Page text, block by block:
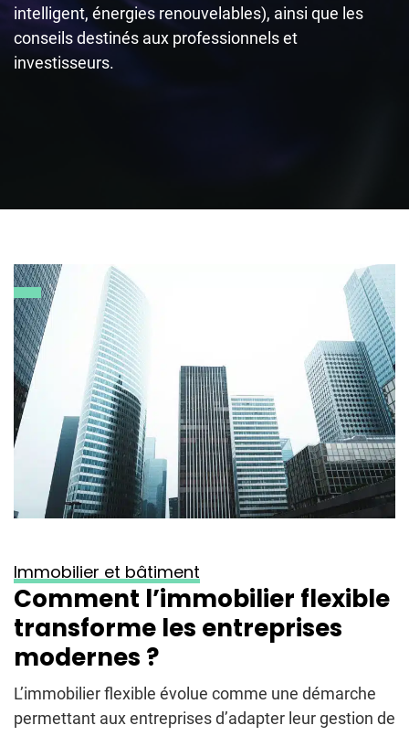
intelligent, énergies renouvelables), ainsi que les
conseils destinés aux professionnels et
investisseurs.
Immobilier et bâtiment
Comment l’immobilier flexible
transforme les entreprises
modernes ?
L’immobilier flexible évolue comme une démarche
permettant aux entreprises d’adapter leur gestion de